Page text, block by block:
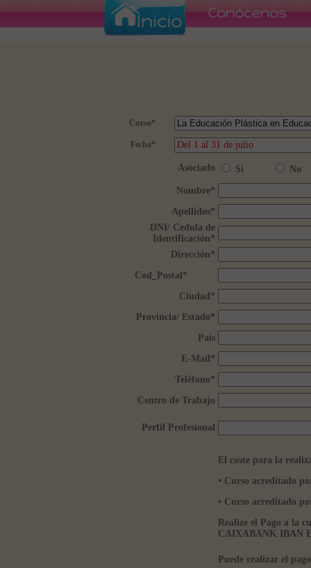
Curso*
Fecha*
Asociado Si No
Nombre*
Apellidos*
DNI/ Cedula de
Identificación*
Dirección*
Cod_Postal *
Ciudad *
Provincia/ Estado*
País
E-Mail *
Teléfono*
Centro de Trabajo
Perfil Profesional
El coste para la
• Curso acreditado
• Curso acreditado
Realize el Pago a la
CAIXABANK IBAN
Puede realizar el